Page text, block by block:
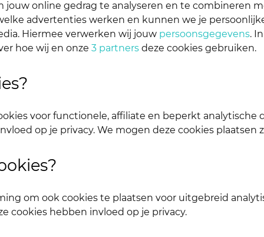
onderdelen inloggen. Dus één account voor
jouw online gedrag te analyseren en te combineren
advertenties werken en kunnen we je
Hiermee verwerken wij jouw persoonsgegevens.
hoe wij en onze 3 partners deze cookies gebruiken.
voor functionele, affiliate en beperkt analytische
op je privacy. We mogen deze cookies plaatsen
om ook cookies te plaatsen voor uitgebreid
cookies hebben invloed op je privacy.